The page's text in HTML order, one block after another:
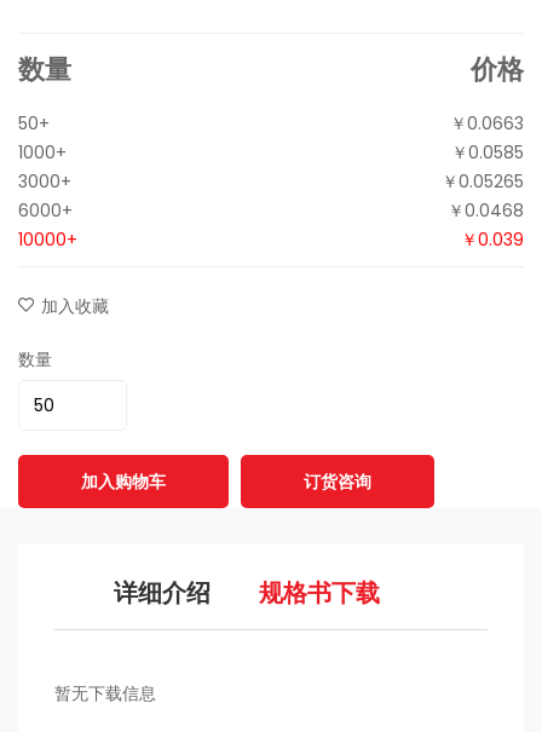
数量 价格
50+
￥0.0663
1000+
￥0.0585
3000+
￥0.05265
6000+
￥0.0468
10000+
￥0.039
加入收藏
数量
详细介绍 规格书下载
暂无下载信息